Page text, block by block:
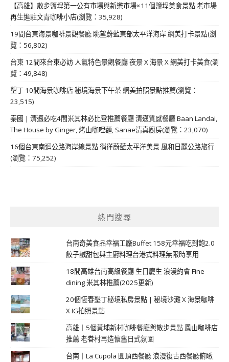
【高雄】散步鹽埕第一公有市場與新樂市場×11個鹽埕美食景點 老市場
再生進駐文青咖啡小店(瀏覽：35,928)
19間台東海景咖啡景觀餐廳 眺望蔚藍東部太平洋海岸 網美打卡景點(瀏
覽：56,802)
台東 12間來台東必訪 人氣特色景觀餐廳 夜景 X 海景 X 網美打卡美食(瀏
覽：49,848)
墾丁 10間海景咖啡店 秘境海景下午茶 網美拍照景點推薦(瀏覽：
23,515)
泰國 | 清邁必吃4間米其林必比登推薦餐廳 清邁質感餐廳 Baan Landai,
The House by Ginger, 烤山咖哩麵, Sanae清真廚房(瀏覽：23,070)
16個台東南迴公路海岸線景點 徜徉蔚藍太平洋美景 風和日麗公路旅行
(瀏覽：75,252)
熱門搜尋
台南奇美食品幸福工廠Buffet 158元幸福吃到飽2.0
餃子鹹甜包與主廚料理台港式料理無限時享用
18間高雄台南高級餐廳 生日慶生 浪漫約會 Fine
dining 米其林推薦(2025更新)
20個恆春墾丁秘境私房景點 | 秘境沙灘 X 海景咖啡
X IG拍照景點
高雄｜5個黃埔新村咖啡餐廳與散步景點 鳳山咖啡店
推薦 老眷村再造懷舊日式氛圍
台南｜La Cupola 圓頂西餐廳 浪漫復古西餐廳俯瞰